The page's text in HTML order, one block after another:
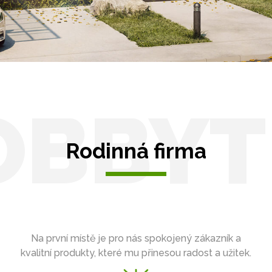
Rodinná firma
Na první místě je pro nás spokojený zákazník a
kvalitní produkty, které mu přinesou radost a užitek.